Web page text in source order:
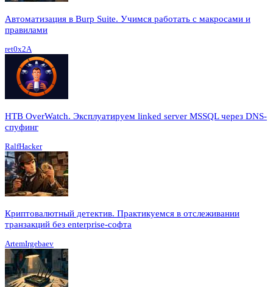
Автоматизация в Burp Suite. Учимся работать с макросами и
правилами
ret0x2A
HTB OverWatch. Эксплуатируем linked server MSSQL через DNS-
спуфинг
RalfHacker
Криптовалютный детектив. Практикуемся в отслеживании
транзакций без enterprise-софта
ArtemIrgebaev